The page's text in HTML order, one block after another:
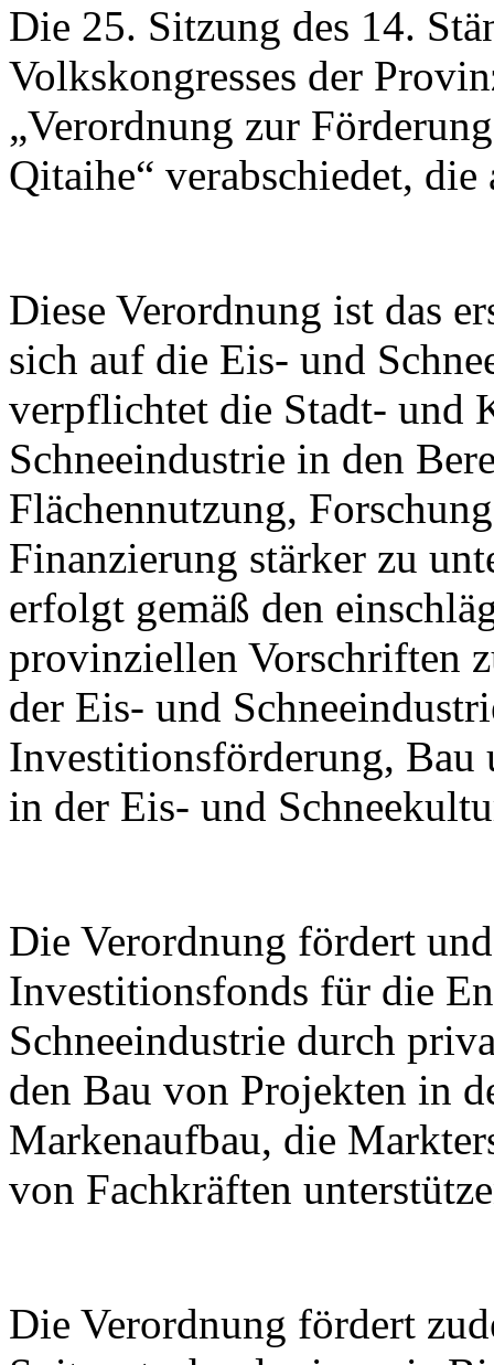
Die 25. Sitzung des 14.
Volkskongresses der
„Verordnung zur
Qitaihe“ verabschiedet,
Diese Verordnung ist das
sich auf die Eis- und
verpflichtet die Stadt- und
Schneeindustrie in den
Flächennutzung,
Finanzierung stärker zu
erfolgt gemäß den
provinziellen Vorschriften
der Eis- und
Investitionsförderung,
in der Eis- und
Die Verordnung fördert
Investitionsfonds für die
Schneeindustrie durch
den Bau von Projekten in
Markenaufbau, die
von Fachkräften
Die Verordnung fördert